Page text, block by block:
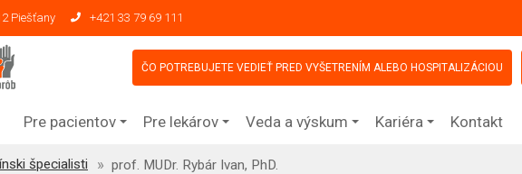
Piešťany +421 33 79 69 111
ČO POTREBUJETE VEDIEŤ PRED VYŠETRENÍM ALEBO HOSPITALIZÁCIOU
Pre pacientov Pre lekárov Veda a výskum Kariéra Kontakt
špecialisti prof. MUDr. Rybár Ivan, PhD.